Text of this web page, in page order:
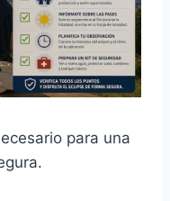
para una